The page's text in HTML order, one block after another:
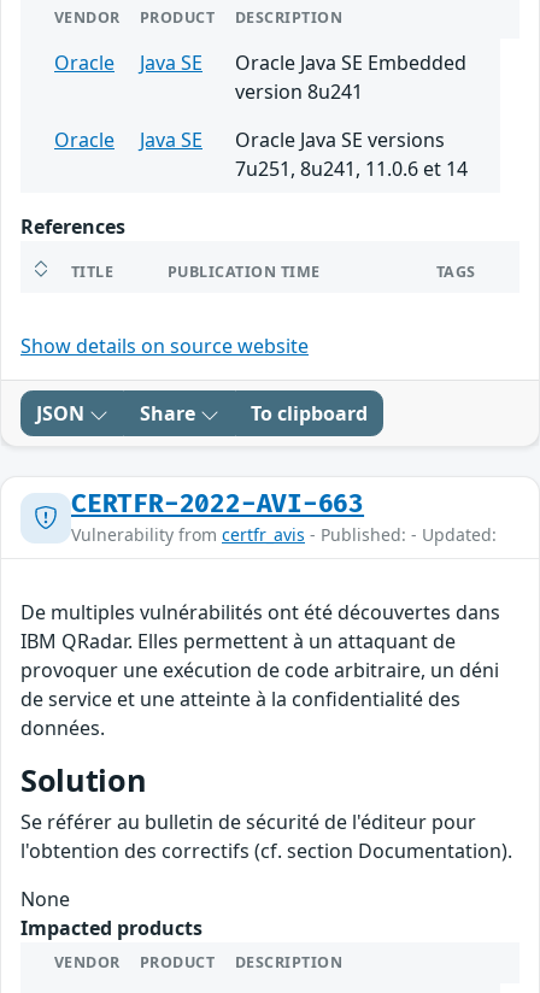
VENDOR PRODUCT DESCRIPTION
Oracle Java SE
Oracle Java SE Embedded
version 8u241
Oracle
Java SE
Oracle Java SE versions
7u251, 8u241, 11.0.6 et 14
References
TITLE PUBLICATION TIME TAGS
Show details on source website
JSON Share To clipboard
CERTFR-2022-AVI-663
Vulnerability from certfr_avis - Published: - Updated:
De multiples vulnérabilités ont été découvertes dans
IBM QRadar. Elles permettent à un attaquant de
provoquer une exécution de code arbitraire, un déni
de service et une atteinte à la confidentialité des
données.
Solution
Se référer au bulletin de sécurité de l'éditeur pour
l'obtention des correctifs (cf. section Documentation).
None
Impacted products
VENDOR PRODUCT DESCRIPTION